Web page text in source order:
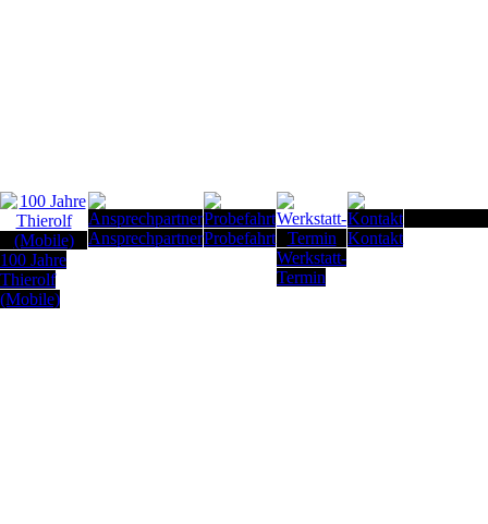
100 Jahre
Thierolf
(Mobile)
AnsprechpartnerProbefahrt
Werkstatt-
Termin
Kontakt